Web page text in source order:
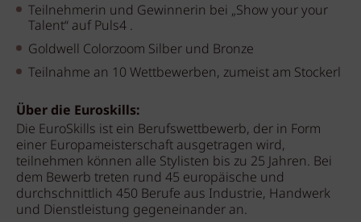
Teilnehmerin und Gewinnerin bei „Show your your
Talent“ auf Puls4 .
Goldwell Colorzoom Silber und Bronze
Teilnahme an 10 Wettbewerben, zumeist am Stockerl
Über die Euroskills:
Die EuroSkills ist ein Berufswettbewerb, der in Form
einer Europameisterschaft ausgetragen wird,
teilnehmen können alle Stylisten bis zu 25 Jahren. Bei
dem Bewerb treten rund 45 europäische und
durchschnittlich 450 Berufe aus Industrie, Handwerk
und Dienstleistung gegeneinander an.